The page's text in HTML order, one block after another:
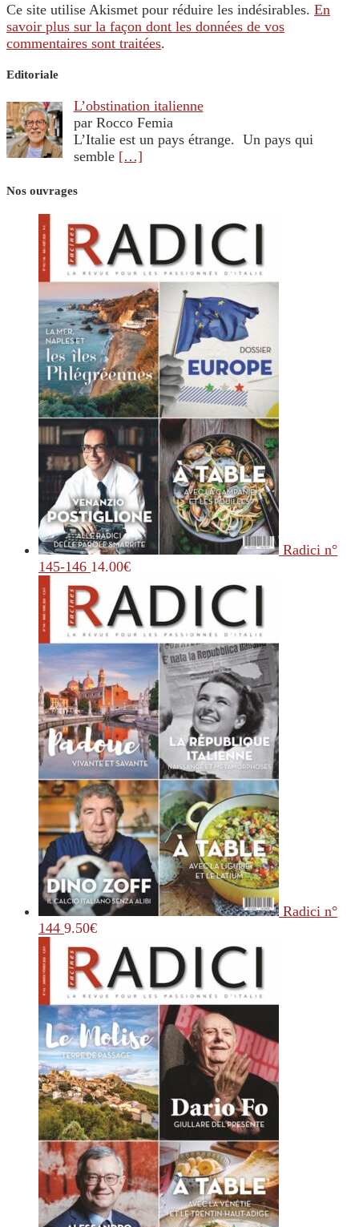
Ce site utilise Akismet pour réduire les indésirables. En
savoir plus sur la façon dont les données de vos
commentaires sont traitées.
Editoriale
L’obstination italienne
par Rocco Femia
L’Italie est un pays étrange. Un pays qui
semble […]
Nos ouvrages
Radici n°
145-146 14.00€
Radici n°
144 9.50€